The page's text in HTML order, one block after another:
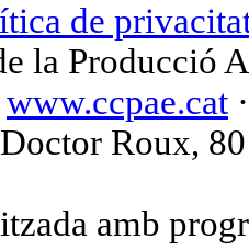
de
la Producció
www.ccpae.cat
Roux,
amb